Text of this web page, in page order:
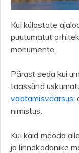
Kui külastate
puutumatut
monumente.
Pärast seda kui
taassünd
vaatamisväärsusi
nimistus.
Kui käid mööda
ja linnakodanike